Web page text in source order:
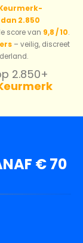
2.850
score van 9,8 / 10.
– veilig, discreet
2.850+
€ 70